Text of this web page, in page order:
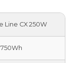
Line CX 250W